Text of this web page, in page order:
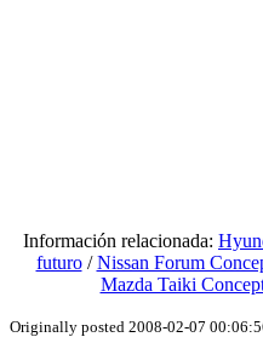
Información relacionada:
futuro/Nissan Forum
Mazda Taiki
Originally posted 2008-02-07